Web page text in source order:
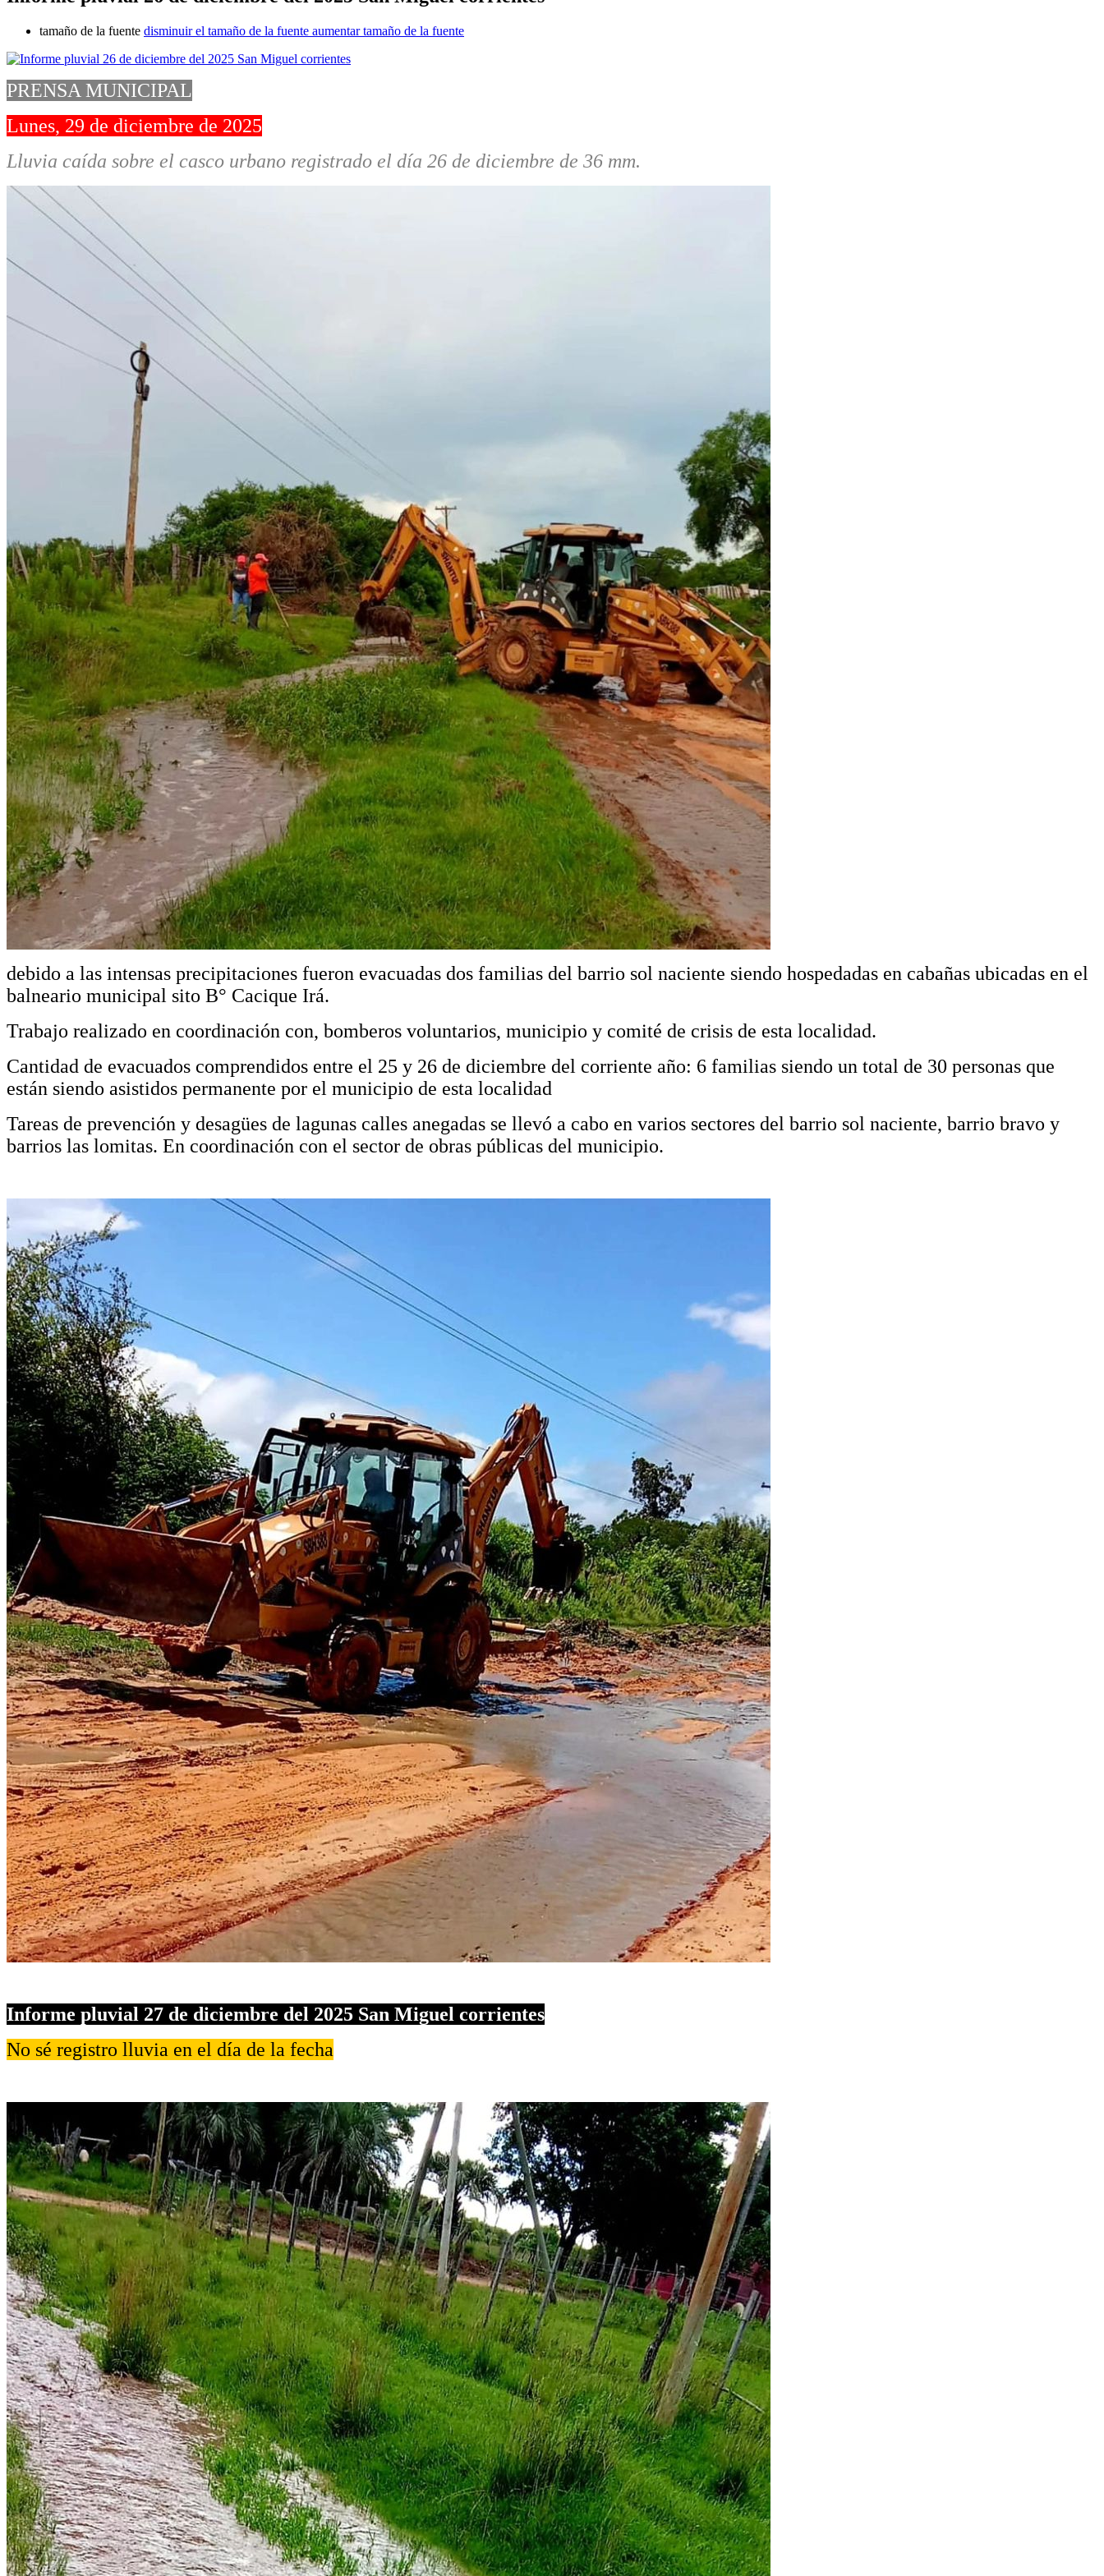
tamaño de la fuente disminuir el tamaño de la fuente aumentar tamaño de la fuente
PRENSA MUNICIPAL
Lunes, 29 de diciembre de 2025
Lluvia caída sobre el casco urbano registrado el día 26 de diciembre de 36 mm.
debido a las intensas precipitaciones fueron evacuadas dos familias del barrio sol naciente siendo hospedadas en cabañas ubicadas en el
balneario municipal sito B° Cacique Irá.
Trabajo realizado en coordinación con, bomberos voluntarios, municipio y comité de crisis de esta localidad.
Cantidad de evacuados comprendidos entre el 25 y 26 de diciembre del corriente año: 6 familias siendo un total de 30 personas que
están siendo asistidos permanente por el municipio de esta localidad
Tareas de prevención y desagües de lagunas calles anegadas se llevó a cabo en varios sectores del barrio sol naciente, barrio bravo y
barrios las lomitas. En coordinación con el sector de obras públicas del municipio.
Informe pluvial 27 de diciembre del 2025 San Miguel corrientes
No sé registro lluvia en el día de la fecha